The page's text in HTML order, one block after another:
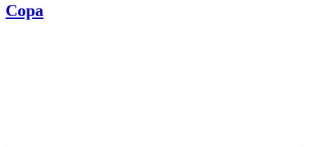
Copa